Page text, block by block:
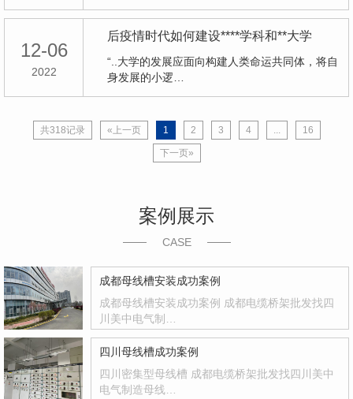
12-06
2022
后疫情时代如何建设****学科和**大学
“..大学的发展应面向构建人类命运共同体，将自
身发展的小逻…
共318记录 «上一页 1 2 3 4 ... 16
下一页»
案例展示
CASE
成都母线槽安装成功案例
成都母线槽安装成功案例 成都电缆桥架批发找四
川美中电气制…
四川母线槽成功案例
四川密集型母线槽 成都电缆桥架批发找四川美中
电气制造母线…